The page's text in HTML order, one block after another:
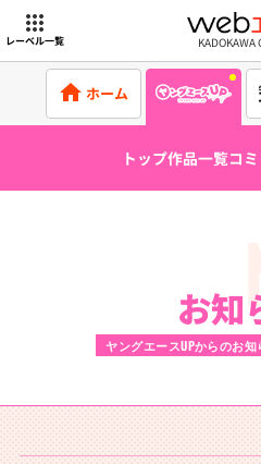
レーベル一覧 web
ホーム
トップ作品一覧コ
お知
ヤングエースUPからのお